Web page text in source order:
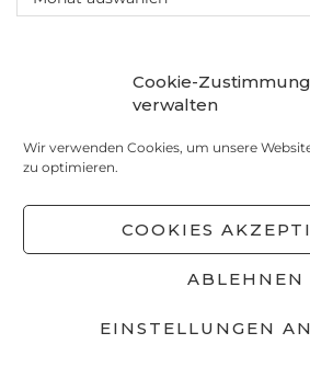
Cookie-Zustimmung
verwalten
Wir verwenden Cookies, um unsere
zu optimieren.
COOKIES
ABLEHNEN
EINSTELLUNGEN
DATENSCHUTZ
IMPRESSUM